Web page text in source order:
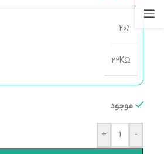
20%
22KΩ
موجود
-
+